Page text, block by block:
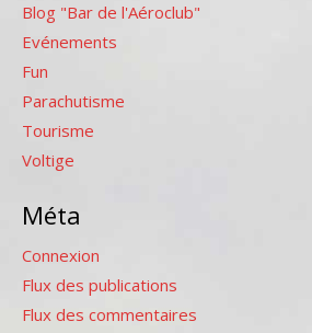
Blog "Bar de l'Aéroclub"
Evénements
Fun
Parachutisme
Tourisme
Voltige
Méta
Connexion
Flux des publications
Flux des commentaires